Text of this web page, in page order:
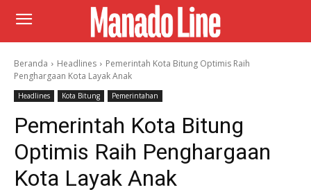
Beranda Headlines
Pemerintah Kota Bitung Optimis Raih
Penghargaan Kota Layak Anak
Headlines Kota Bitung Pemerintahan
Pemerintah Kota Bitung
Optimis Raih Penghargaan
Kota Layak Anak